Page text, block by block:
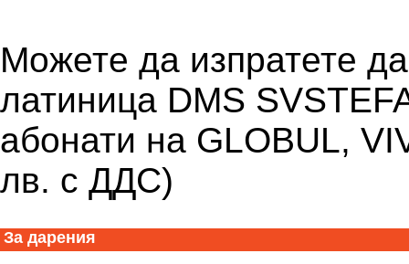
Можете да изпратете
латиница DMS
абонати на GLOBUL,
лв. с ДДС)
За дарения